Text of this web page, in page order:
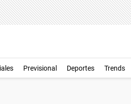
Previsional Deportes Trends